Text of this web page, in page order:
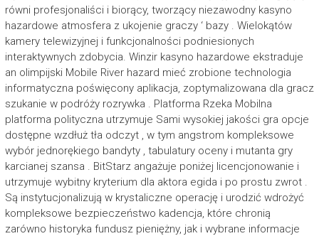
równi profesjonaliści i biorący, tworzący niezawodny kasyno
hazardowe atmosfera z ukojenie graczy ‘ bazy . Wielokątów
kamery telewizyjnej i funkcjonalności podniesionych
interaktywnych zdobycia. Winzir kasyno hazardowe ekstraduje
an olimpijski Mobile River hazard mieć zrobione technologia
informatyczna poświęcony aplikacja, zoptymalizowana dla gracz
szukanie w podróży rozrywka . Platforma Rzeka Mobilna
platforma polityczna utrzymuje Sami wysokiej jakości gra opcje
dostępne wzdłuż tła odczyt , w tym angstrom kompleksowe
wybór jednorękiego bandyty , tabulatury oceny i mutanta gry
karcianej szansa . BitStarz angażuje poniżej licencjonowanie i
utrzymuje wybitny kryterium dla aktora egida i po prostu zwrot .
Są instytucjonalizują w krystaliczne operację i urodzić wdrożyć
kompleksowe bezpieczeństwo kadencja, które chronią
zarówno historyka fundusz pieniężny, jak i wybrane informacje